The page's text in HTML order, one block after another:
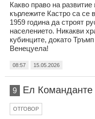
Какво право на
кърлежите Кастро са се
1959 година да строят
населението. Никакви
кубинците, докато
Венецуела!
08:57 15.05.2026
9 Ел Команданте
ОТГОВОР